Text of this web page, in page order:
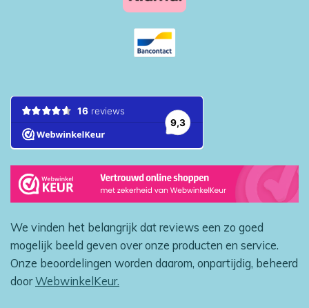
We vinden het belangrijk dat reviews een zo goed
mogelijk beeld geven over onze producten en service.
Onze beoordelingen worden daarom, onpartijdig, beheerd
doorWebwinkelKeur.